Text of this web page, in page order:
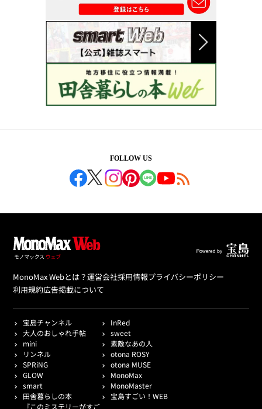
FOLLOW US
MonoMax Webとは？運営会社採用情報プライバシーポリシー
利用規約広告掲載について
宝島チャンネル
InRed
大人のおしゃれ手帖
sweet
mini
素敵なあの人
リンネル
otona ROSY
SPRiNG
otona MUSE
GLOW
MonoMax
smart
MonoMaster
田舎暮らしの本
宝島すごい！WEB
『このミステリーがすご